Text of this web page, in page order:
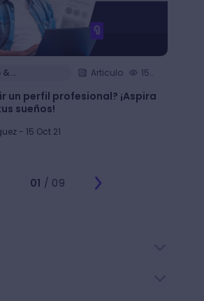
&
Articulo
15
un perfil profesional? ¡Aspira
sueños!
- 15 Oct 21
01 / 09